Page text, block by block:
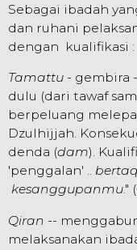
Sebagai ibadah
dan ruhani
dengan kualifikasi :
Tamattu - gembira
dulu (dari tawaf
berpeluang
Dzulhijjah.
denda (dam).
'penggalan' ..
kesanggupanmu."
Qiran --
melaksanakan